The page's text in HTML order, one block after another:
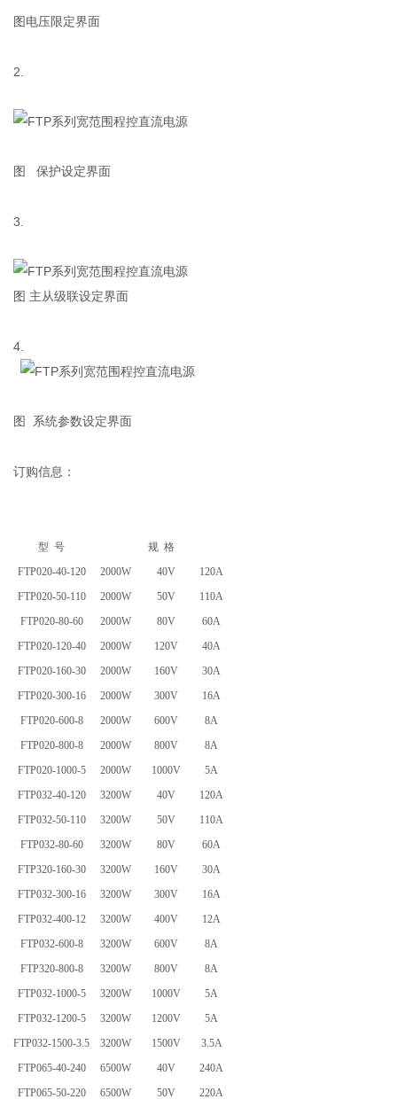
图 电压限定界面
2.
图 保护设定界面
3.
图 主从级联设定界面
4.
图 系统参数设定界面
订购信息：
型号 规 格
FTP020-40-120
2000W 40V
120A
FTP020-50-110
2000W 50V
110A
FTP020-80-60
2000W 80V
60A
FTP020-120-40
2000W 120V
40A
FTP020-160-30
2000W 160V
30A
FTP020-300-16
2000W 300V
16A
FTP020-600-8
2000W 600V
8A
FTP020-800-8
2000W 800V
8A
FTP020-1000-5
2000W 1000V
5A
FTP032-40-120
3200W 40V
120A
FTP032-50-110
3200W 50V
110A
FTP032-80-60
3200W 80V
60A
FTP320-160-30
3200W 160V
30A
FTP032-300-16
3200W 300V
16A
FTP032-400-12
3200W 400V
12A
FTP032-600-8
3200W 600V
8A
FTP320-800-8
3200W 800V
8A
FTP032-1000-5
3200W 1000V
5A
FTP032-1200-5
3200W 1200V
5A
FTP032-1500-3.5
3200W 1500V
3.5A
FTP065-40-240
6500W 40V
240A
FTP065-50-220
6500W 50V
220A